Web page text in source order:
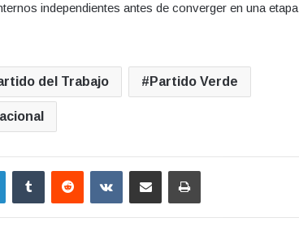
independientes antes de converger en una etapa
del Trabajo Partido Verde
LinkedInTumblr Reddit VKontakteCompartir por correo electrónicoImprimir